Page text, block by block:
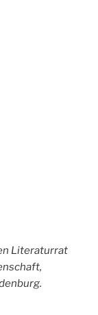
Literaturrat